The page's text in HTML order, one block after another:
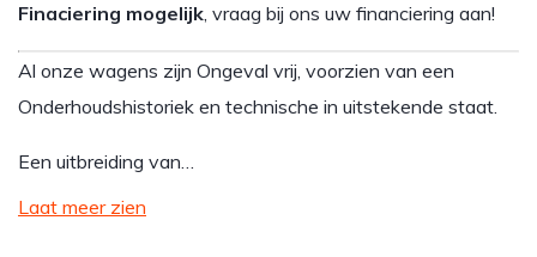
Finaciering mogelijk, vraag bij ons uw financiering aan!
Al onze wagens zijn Ongeval vrij, voorzien van een
Onderhoudshistoriek en technische in uitstekende staat.
Een uitbreiding van…
Laat meer zien